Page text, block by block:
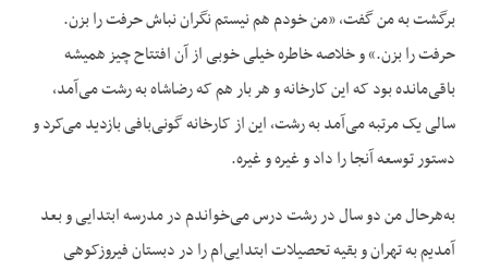
برگشت به من گفت، «من خودم هم نیستم نگران نباش حرفت را بزن.
حرفت را بزن.» و خلاصه خاطره خیلی خوبی از آن افتتاح چیز همیشه
باقی‌مانده بود که این کارخانه و هر بار هم که رضاشاه به رشت می‌آمد،
سالی یک مرتبه می‌آمد به رشت، این از کارخانه گونی‌بافی بازدید می‌کرد و
دستور توسعه آنجا را داد و غیره و غیره.
به‌هرحال من دو سال در رشت درس می‌خواندم در مدرسه ابتدایی و بعد
آمدیم به تهران و بقیه تحصیلات ابتدایی‌ام را در دبستان فیروزکوهی